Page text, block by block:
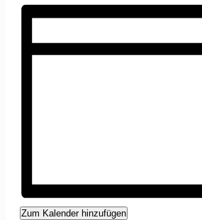
Zum Kalender hinzufügen